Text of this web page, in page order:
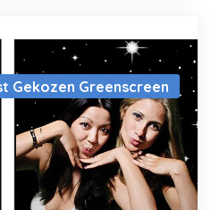
Gekozen Greenscreen